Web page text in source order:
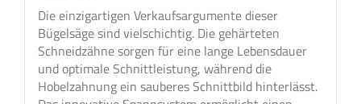
Die einzigartigen Verkaufsargumente dieser
Bügelsäge sind vielschichtig. Die gehärteten
Schneidzähne sorgen für eine lange Lebensdauer
und optimale Schnittleistung, während die
Hobelzahnung ein sauberes Schnittbild hinterlässt.